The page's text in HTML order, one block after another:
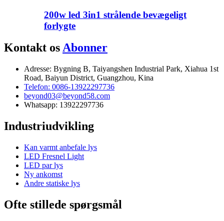
200w led 3in1 strålende bevægeligt
forlygte
Kontakt osAbonner
Adresse: Bygning B, Taiyangshen Industrial Park, Xiahua 1st
Road, Baiyun District, Guangzhou, Kina
Telefon: 0086-13922297736
beyond03@beyond58.com
Whatsapp: 13922297736
Industriudvikling
Kan varmt anbefale lys
LED Fresnel Light
LED par lys
Ny ankomst
Andre statiske lys
Ofte stillede spørgsmål